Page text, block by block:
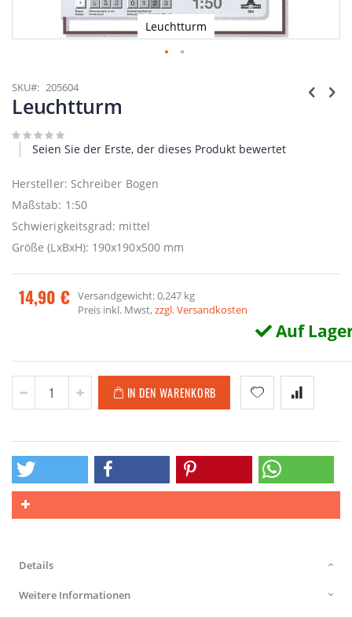
Leuchtturm
Anfang
der
Bildgalerie
SKU 205604
Leuchtturm
Seien Sie der Erste, der dieses Produkt bewertet
Hersteller: Schreiber Bogen
Maßstab: 1:50
Schwierigkeitsgrad: mittel
Größe (LxBxH): 190x190x500 mm
14,90 € Versandgewicht: 0,247 kg
Preis inkl. Mwst,zzgl. Versandkosten
Auf
IN DEN WARENKORB
Details
Weitere Informationen